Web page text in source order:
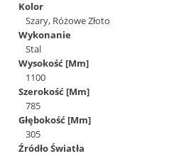
Kolor
Szary, Różowe Złoto
Wykonanie
Stal
Wysokość [Mm]
1100
Szerokość [Mm]
785
Głębokość [Mm]
305
Źródło Światła